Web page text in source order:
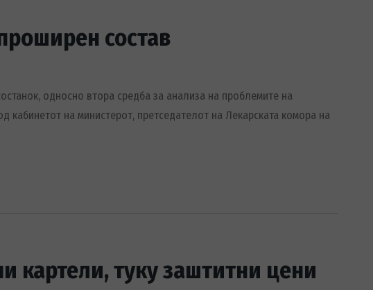
состав
односно втора средба за анализа на проблемите на
кабинетот на министерот, претседателот на Лекарската комора на
картели, туку заштитни цени